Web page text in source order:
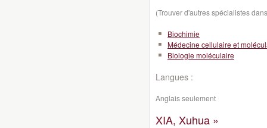
(Trouver d'autres spécialistes
Biochimie
Médecine cellulaire et
Biologie moléculaire
Langues :
Anglais seulement
XIA, Xuhua »